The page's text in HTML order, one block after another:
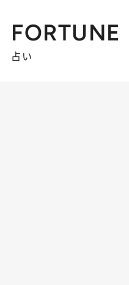
FORTUNE
占い